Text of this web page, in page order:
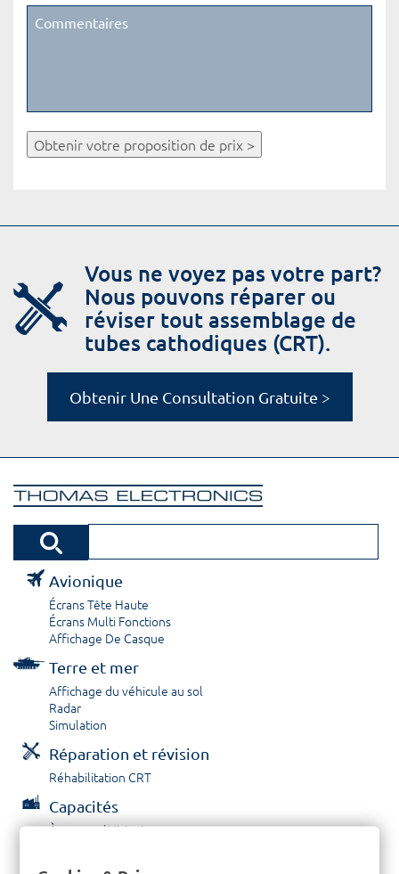
Obtenir votre proposition de prix >
Vous ne voyez pas votre part?
Nous pouvons réparer ou
réviser tout assemblage de
tubes cathodiques (CRT).
Obtenir Une Consultation Gratuite >
Avionique
Écrans Tête Haute
Écrans Multi Fonctions
Affichage De Casque
Terre et mer
Affichage du véhicule au sol
Radar
Simulation
Réparation et révision
Réhabilitation CRT
Capacités
À propos / Historique